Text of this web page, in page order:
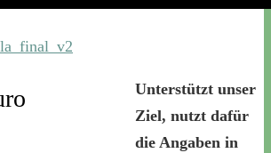
Unterstützt unser
Ziel, nutzt dafür
die Angaben in